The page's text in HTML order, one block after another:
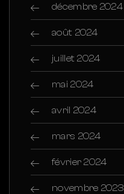
décembre 2024
août 2024
juillet 2024
mai 2024
avril 2024
mars 2024
février 2024
novembre 2023